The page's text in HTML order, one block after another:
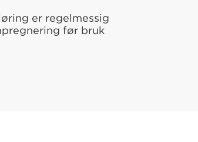
er regelmessig
før bruk